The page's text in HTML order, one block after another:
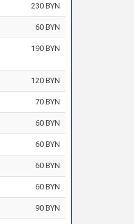
230 BYN
60 BYN
190 BYN
120 BYN
70 BYN
60 BYN
60 BYN
60 BYN
60 BYN
90 BYN